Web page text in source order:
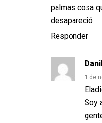
palmas cosa
desapareció
Responder
1 de
Soy